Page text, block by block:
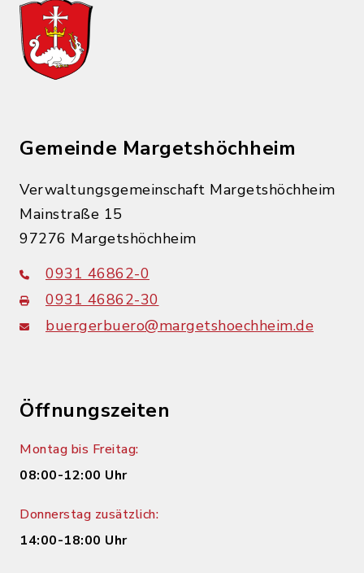
Gemeinde Margetshöchheim
Verwaltungsgemeinschaft Margetshöchheim
Mainstraße 15
97276 Margetshöchheim
0931 46862-0
0931 46862-30
buergerbuero@margetshoechheim.de
Öffnungszeiten
Montag bis Freitag:
08:00-12:00 Uhr
Donnerstag zusätzlich:
14:00-18:00 Uhr